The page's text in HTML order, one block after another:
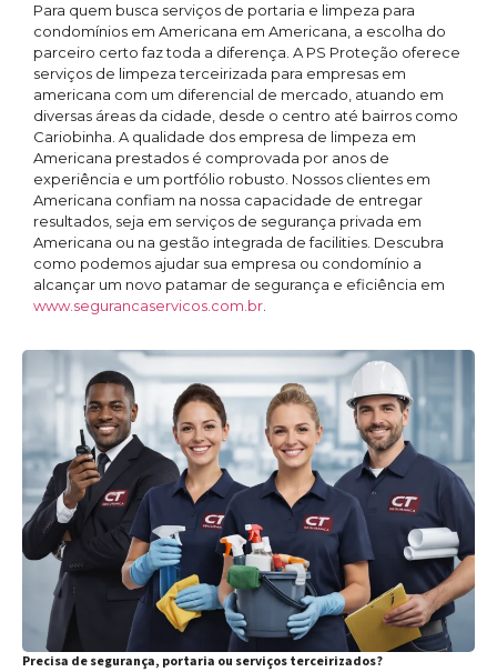
Para quem busca serviços de portaria e limpeza para
condomínios em Americana em Americana, a escolha do
parceiro certo faz toda a diferença. A PS Proteção oferece
serviços de limpeza terceirizada para empresas em
americana com um diferencial de mercado, atuando em
diversas áreas da cidade, desde o centro até bairros como
Cariobinha. A qualidade dos empresa de limpeza em
Americana prestados é comprovada por anos de
experiência e um portfólio robusto. Nossos clientes em
Americana confiam na nossa capacidade de entregar
resultados, seja em serviços de segurança privada em
Americana ou na gestão integrada de facilities. Descubra
como podemos ajudar sua empresa ou condomínio a
alcançar um novo patamar de segurança e eficiência em
www.segurancaservicos.com.br
Precisa de segurança, portaria ou serviços terceirizados?